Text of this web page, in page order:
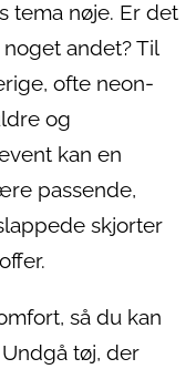
tema nøje. Er det
andet? Til
ofte neon-
og
kan en
passende,
skjorter
så du kan
tøj, der